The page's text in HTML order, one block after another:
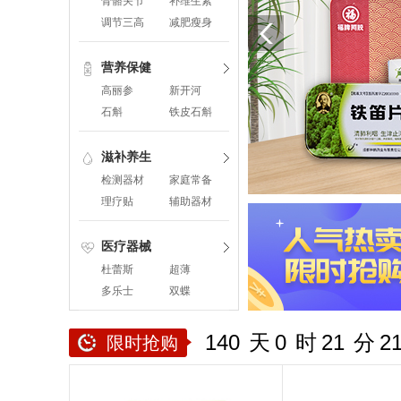
调节三高
减肥瘦身
营养保健
高丽参
新开河
石斛
铁皮石斛
粉
滋补养生
检测器材
家庭常备
理疗贴
辅助器材
医疗器械
杜蕾斯
超薄
多乐士
双蝶
限时抢购 140 天 0 时 21 分